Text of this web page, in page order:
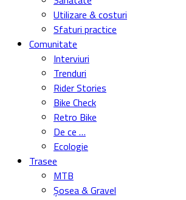
Utilizare & costuri
Sfaturi practice
Comunitate
Interviuri
Trenduri
Rider Stories
Bike Check
Retro Bike
De ce …
Ecologie
Trasee
MTB
Șosea & Gravel